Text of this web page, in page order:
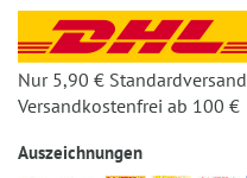
Nur 5,90 € Standardversand
Versandkostenfrei ab 100 €
Auszeichnungen